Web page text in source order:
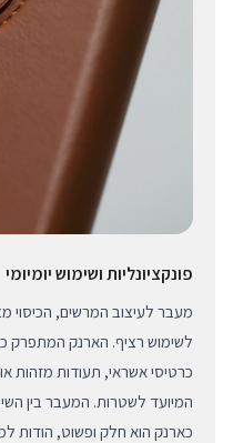
פונקציונליות ושימוש יומיומי
מעבר לעיצוב המרשים, הכיסוי
לשימוש רציף. הארנק המתפרק
כרטיסי אשראי, תעודות מזהות
המיועד לשטרות. המעבר בין
כארנק הוא חלק ופשוט, הודות